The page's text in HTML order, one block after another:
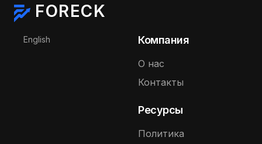
FORECK
Выберите язык
English Компания
О нас
Контакты
Ресурсы
Политика